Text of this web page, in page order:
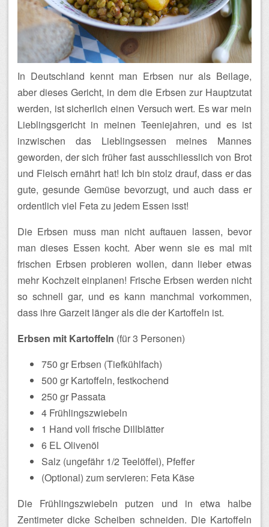
In Deutschland kennt man Erbsen nur als Beilage,
aber dieses Gericht, in dem die Erbsen zur Hauptzutat
werden, ist sicherlich einen Versuch wert. Es war mein
Lieblingsgericht in meinen Teeniejahren, und es ist
inzwischen das Lieblingsessen meines Mannes
geworden, der sich früher fast ausschliesslich von Brot
und Fleisch ernährt hat! Ich bin stolz drauf, dass er das
gute, gesunde Gemüse bevorzugt, und auch dass er
ordentlich viel Feta zu jedem Essen isst!
Die Erbsen muss man nicht auftauen lassen, bevor
man dieses Essen kocht. Aber wenn sie es mal mit
frischen Erbsen probieren wollen, dann lieber etwas
mehr Kochzeit einplanen! Frische Erbsen werden nicht
so schnell gar, und es kann manchmal vorkommen,
dass ihre Garzeit länger als die der Kartoffeln ist.
Erbsen mit Kartoffeln (für 3 Personen)
750 gr Erbsen (Tiefkühlfach)
500 gr Kartoffeln, festkochend
250 gr Passata
4 Frühlingszwiebeln
1 Hand voll frische Dillblätter
6 EL Olivenöl
Salz (ungefähr 1/2 Teelöffel), Pfeffer
(Optional) zum servieren: Feta Käse
Die Frühlingszwiebeln putzen und in etwa halbe
Zentimeter dicke Scheiben schneiden. Die Kartoffeln